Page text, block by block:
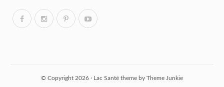
© Copyright 2026 · Lac Santé theme by Theme Junkie